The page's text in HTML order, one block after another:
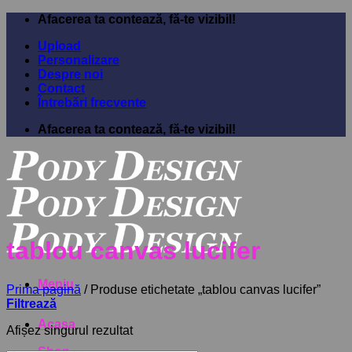
Sari
conținut
Afacerea ta contează, fă-te vizibil!
Upload
Personalizare
Despre noi
Contact
Întrebări frecvente
Afacerea ta contează, fă-te vizibil!
Meniu
Acasa
tablou canvas lucifer
Prima pagină /Produse etichetate „tablou canvas lucifer”
Filtrează
Afișez singurul rezultat